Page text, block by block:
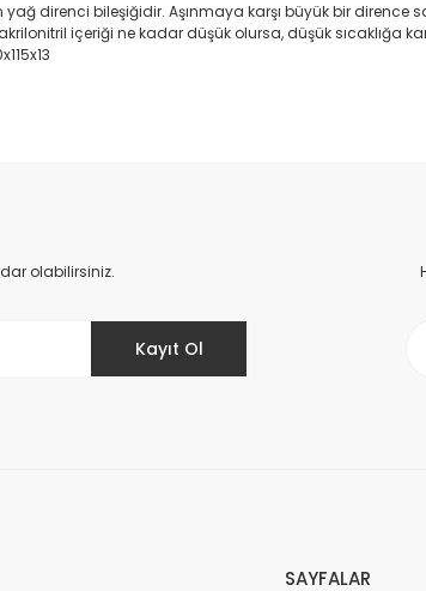
direnci bileşiğidir. Aşınmaya karşı büyük bir dirence
içeriği ne kadar düşük olursa, düşük sıcaklığa
olabilirsiniz.
Kayıt Ol
SAYFALAR